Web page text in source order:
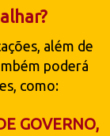
além de
poderá
como:
GOVERNO,